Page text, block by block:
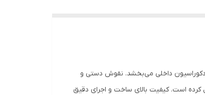
دکوراسیون داخلی می‌بخشد. نقوش دستی و
است. کیفیت بالای ساخت و اجرای دقیق